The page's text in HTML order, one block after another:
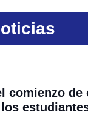
comienzo de